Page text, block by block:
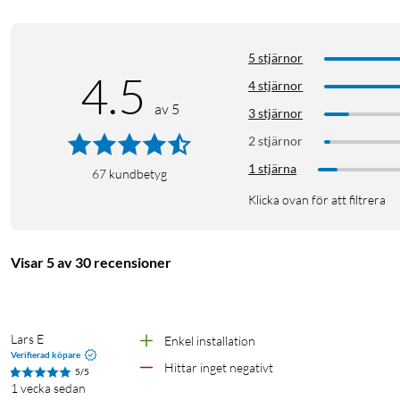
Flexibel passform
Hörlurarna är utrustade med justerbara öronkrokar som kan
4.5 av 5
67 kundbetyg
5 stjärnor
4 stjärnor
3 stjärnor
2 stjärnor
1 stjärna
Klicka ovan för att filtrera
Visar 5 av 30 recensioner
Lars E
Verifierad köpare
5/5
1 vecka sedan
Enkel installation
Hittar inget negativt